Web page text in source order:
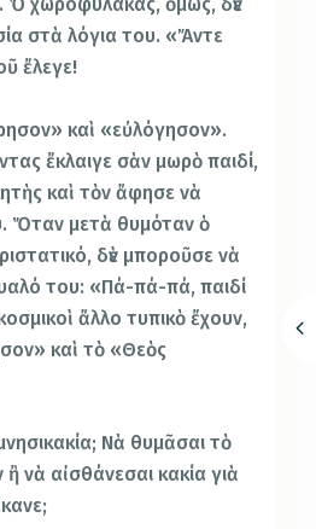
στὰ λόγια του. «Ἄντε
ἔλεγε!
καὶ «εὐλόγησον».
ἔκλαιγε σὰν μωρὸ παιδί,
καὶ τὸν ἄφησε νὰ
Ὅταν μετὰ θυμόταν ὁ
δὲν μποροῦσε νὰ
του: «Πά-πά-πά, παιδί
ἄλλο τυπικὸ ἔχουν,
καὶ τὸ «Θεὸς
Νὰ θυμᾶσαι τὸ
νὰ αἰσθάνεσαι κακία γιὰ